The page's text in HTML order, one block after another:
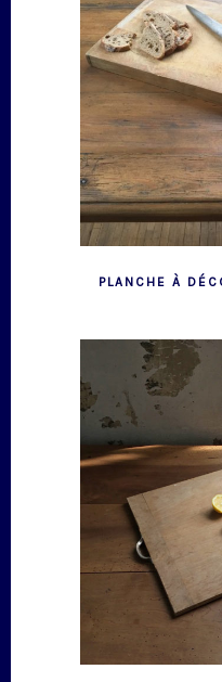
PLANCHE À